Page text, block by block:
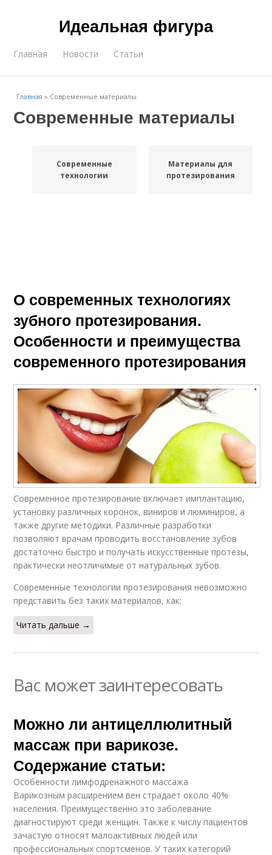
Идеальная фигура
Главная Новости Статьи
Главная » Современные материалы
Современные материалы
Современные
технологии
Материалы для
протезирования
О современных технологиях
зубного протезирования.
Особенности и преимущества
современного протезирования
Современное протезирование включает имплантацию,
установку различных коронок, виниров и люминиров, а
также другие методики. Различные разработки
позволяют врачам проводить восстановление зубов
достаточно быстро и получать искусственные протезы,
практически неотличимые от натуральных зубов.
Современные технологии протезирования невозможно
представить без таких материалов, как:
Читать дальше →
Вас может заинтересовать
Можно ли антицеллюлитный
массаж при варикозе.
Содержание статьи:
Особенности лимфодренажного массажа
Варикозным расширением вен страдает около 40%
населения. Преимущественно это заболевание
диагностируют среди женщин. Также к числу пациентов
зачастую относят малоактивных людей или
профессиональных спортсменов. У таких категорий